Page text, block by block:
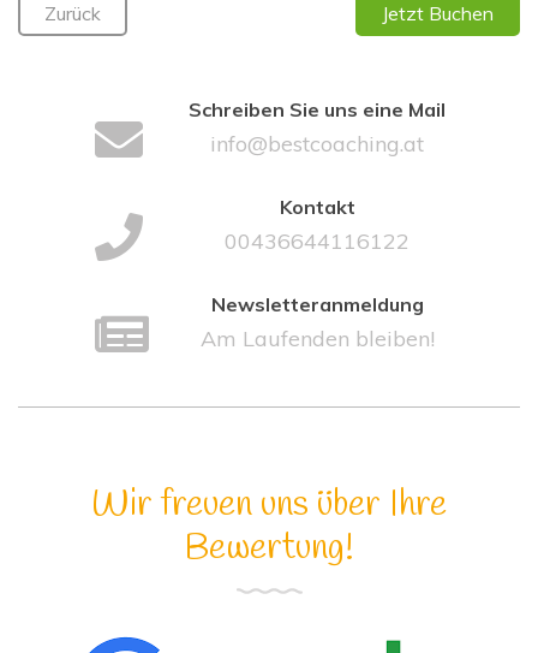
Zurück Jetzt Buchen
Schreiben Sie uns eine Mail
info@bestcoaching.at
Kontakt
00436644116122
Newsletteranmeldung
Am Laufenden bleiben!
Wir freuen uns über Ihre
Bewertung!